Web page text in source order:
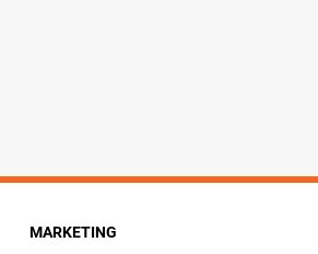
MARKETING